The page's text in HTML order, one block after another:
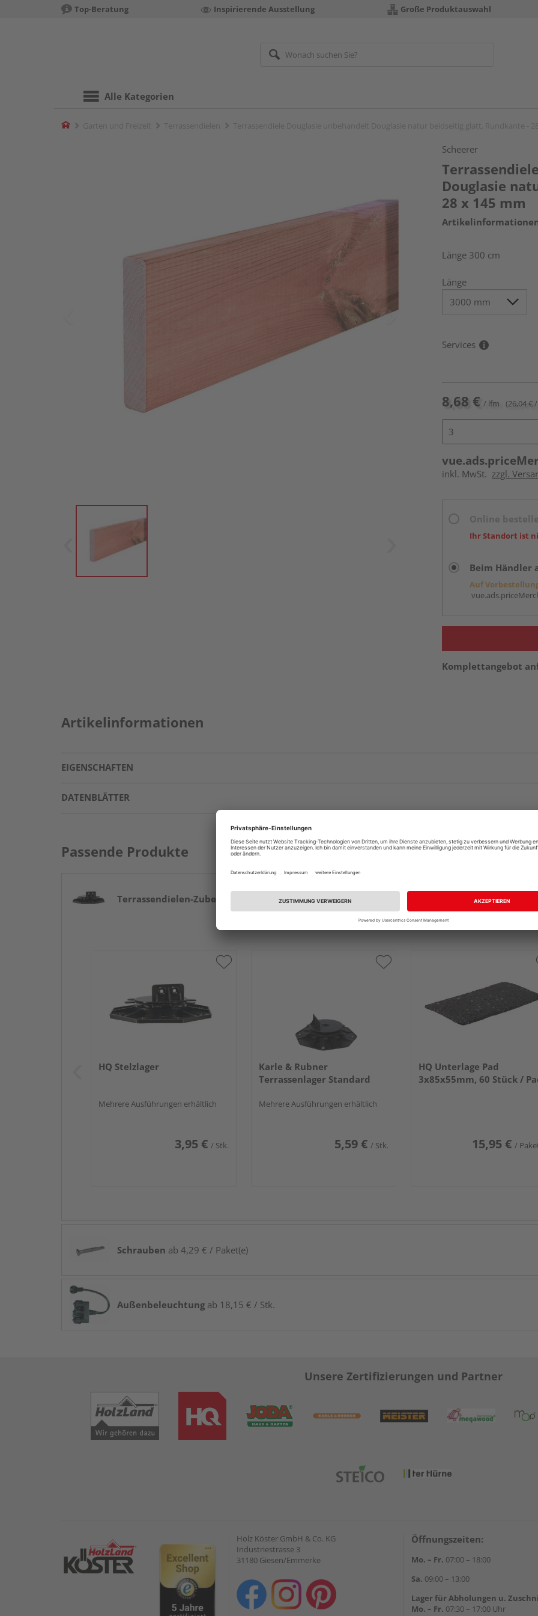
Top-Beratung Inspirierende Ausstellung Große Produktauswahl
Alle Kategorien
Home
Scheerer
Douglasie
28 x 145 mm
Länge 300 cm
Länge
Services
8,68 € / lfm (26,04 €
inkl. MwSt. zzgl.
Ihr Standort ist
Beim Händler
Auf
Komplettangebot
Artikelinformationen
EIGENSCHAFTEN
DATENBLÄTTER
Passende Produkte
Terrassendielen-Zubehör ab 3,95 € / Stk.
HQ Stelzlager
Mehrere Ausführungen erhältlich
3,95 € / Stk.
Karle & Rubner
Terrassenlager Standard
Mehrere Ausführungen erhältlich
5,59 € / Stk.
HQ Unterlage Pad
3x85x55mm, 60 Stück /
15,95 € /
Schrauben ab 4,29 € / Paket(e)
Außenbeleuchtung ab 18,15 € / Stk.
Unsere Zertifizierungen und Partner
Holz Köster GmbH & Co. KG
Industriestrasse 3
31180 Giesen/Emmerke
Öffnungszeiten:
Mo. – Fr. 07:00 – 18:00
Sa. 09:00 – 13:00
Lager für Abholungen u.
Mo. – Fr. 07:30 – 17:00 Uhr